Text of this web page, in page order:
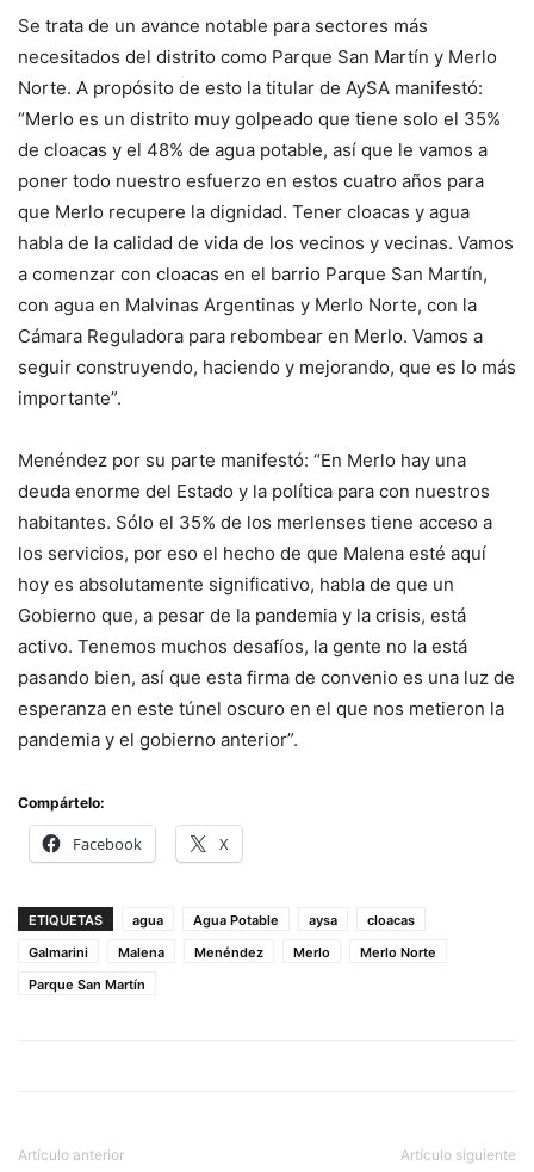
Se trata de un avance notable para sectores más
necesitados del distrito como Parque San Martín y Merlo
Norte. A propósito de esto la titular de AySA manifestó:
“Merlo es un distrito muy golpeado que tiene solo el 35%
de cloacas y el 48% de agua potable, así que le vamos a
poner todo nuestro esfuerzo en estos cuatro años para
que Merlo recupere la dignidad. Tener cloacas y agua
habla de la calidad de vida de los vecinos y vecinas. Vamos
a comenzar con cloacas en el barrio Parque San Martín,
con agua en Malvinas Argentinas y Merlo Norte, con la
Cámara Reguladora para rebombear en Merlo. Vamos a
seguir construyendo, haciendo y mejorando, que es lo más
importante”.
Menéndez por su parte manifestó: “En Merlo hay una
deuda enorme del Estado y la política para con nuestros
habitantes. Sólo el 35% de los merlenses tiene acceso a
los servicios, por eso el hecho de que Malena esté aquí
hoy es absolutamente significativo, habla de que un
Gobierno que, a pesar de la pandemia y la crisis, está
activo. Tenemos muchos desafíos, la gente no la está
pasando bien, así que esta firma de convenio es una luz de
esperanza en este túnel oscuro en el que nos metieron la
pandemia y el gobierno anterior”.
Compártelo:
Facebook X
ETIQUETAS agua Agua Potable aysa
cloacas
Galmarini
Malena Menéndez Merlo
Merlo Norte
Parque San Martín
Artículo anterior Artículo siguiente